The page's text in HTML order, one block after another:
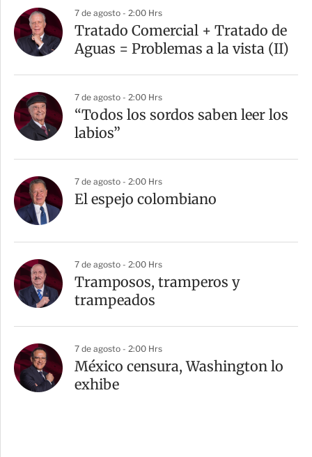
a
r
t
7 de agosto - 2:00 Hrs
Tratado Comercial + Tratado de
Aguas = Problemas a la vista (II)
7 de agosto - 2:00 Hrs
“Todos los sordos saben leer los
labios”
7 de agosto - 2:00 Hrs
El espejo colombiano
7 de agosto - 2:00 Hrs
Tramposos, tramperos y
trampeados
7 de agosto - 2:00 Hrs
México censura, Washington lo
exhibe